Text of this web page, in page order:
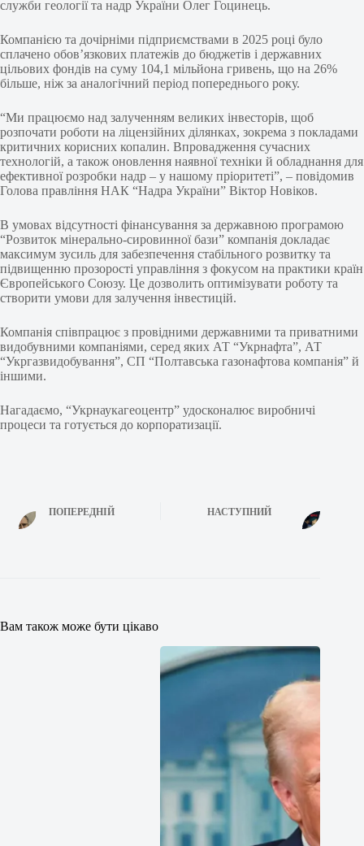
служби геології та надр України Олег Гоцинець.
Компанією та дочірніми підприємствами в 2025 році було
сплачено обов’язкових платежів до бюджетів і державних
цільових фондів на суму 104,1 мільйона гривень, що на 26%
більше, ніж за аналогічний період попереднього року.
“Ми працюємо над залученням великих інвесторів, щоб
розпочати роботи на ліцензійних ділянках, зокрема з покладами
критичних корисних копалин. Впровадження сучасних
технологій, а також оновлення наявної техніки й обладнання для
ефективної розробки надр – у нашому пріоритеті”, – повідомив
Голова правління НАК “Надра України” Віктор Новіков.
В умовах відсутності фінансування за державною програмою
“Розвиток мінерально-сировинної бази” компанія докладає
максимум зусиль для забезпечення стабільного розвитку та
підвищенню прозорості управління з фокусом на практики країн
Європейського Союзу. Це дозволить оптимізувати роботу та
створити умови для залучення інвестицій.
Компанія співпрацює з провідними державними та приватними
видобувними компаніями, серед яких АТ “Укрнафта”, АТ
“Укргазвидобування”, СП “Полтавська газонафтова компанія” й
іншими.
Нагадаємо, “Укрнаукагеоцентр” удосконалює виробничі
процеси та готується до корпоратизації.
ПОПЕРЕДНІЙ НАСТУПНИЙ
Вам також може бути цікаво